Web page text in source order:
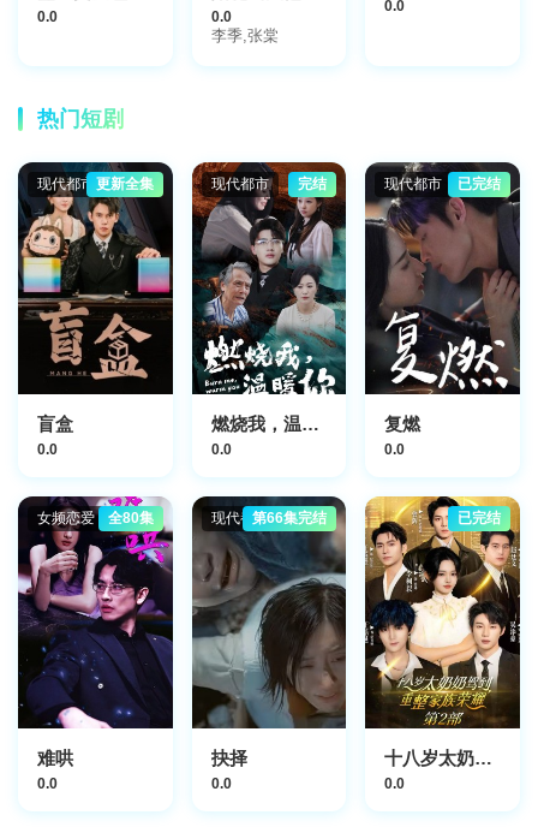
0.0 0.0
李季,张棠
0.0
热门短剧
现代都市 更新全集
盲盒
0.0
现代都市 完结
燃烧我，温暖你
0.0
现代都市 已完结
复燃
0.0
女频恋爱 全80集
难哄
0.0
现代都市第66集完结
抉择
0.0
已完结
十八岁太奶奶驾到，重整家族荣耀2
0.0